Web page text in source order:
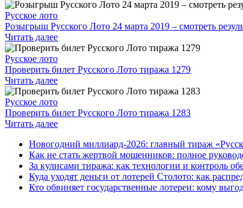
Русское лото
Розыгрыш Русского Лото 24 марта 2019 – смотреть
Читать далее
Русское лото
Проверить билет Русского Лото тиража 1279
Читать далее
Русское лото
Проверить билет Русского Лото тиража 1283
Читать далее
Новогодний миллиард-2026: главный тираж
Как не стать жертвой мошенников: полное
За кулисами тиража: как технологии и контроль
Куда уходят деньги от лотерей Столото: как
Кто обвиняет государственные лотереи: кому